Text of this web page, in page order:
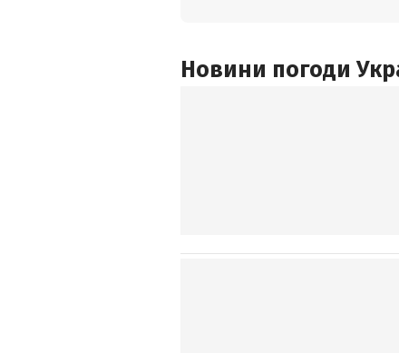
Новини погоди